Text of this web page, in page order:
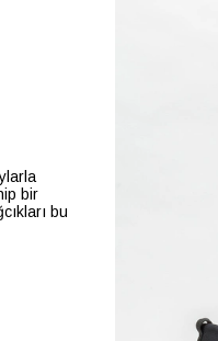
bir
bu